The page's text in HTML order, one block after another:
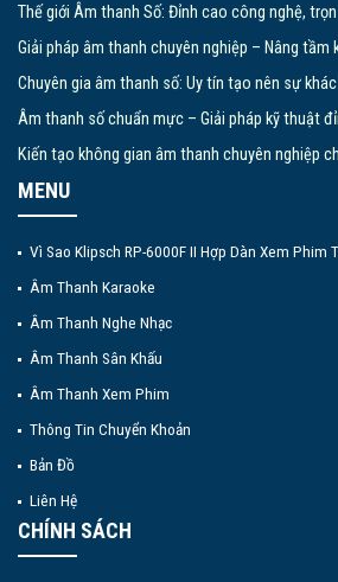
Thế giới Âm thanh Số: Đỉnh cao công nghệ,
Giải pháp âm thanh chuyên nghiệp – Nâng tầm
Chuyên gia âm thanh số: Uy tín tạo nên sự
Âm thanh số chuẩn mực – Giải pháp kỹ thuật
Kiến tạo không gian âm thanh chuyên nghiệp
MENU
Vì Sao Klipsch RP-6000F II Hợp Dàn Xem Phim
Âm Thanh Karaoke
Âm Thanh Nghe Nhạc
Âm Thanh Sân Khấu
Âm Thanh Xem Phim
Thông Tin Chuyển Khoản
Bản Đồ
Liên Hệ
CHÍNH SÁCH